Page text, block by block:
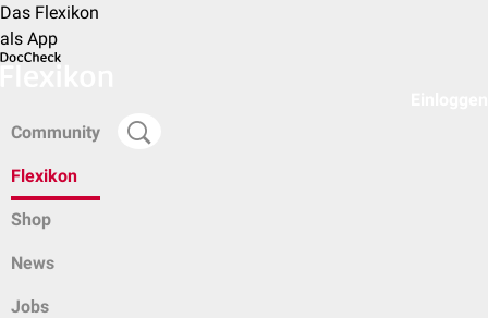
Das Flexikon
als App
Community
Flexikon
Shop
News
Jobs